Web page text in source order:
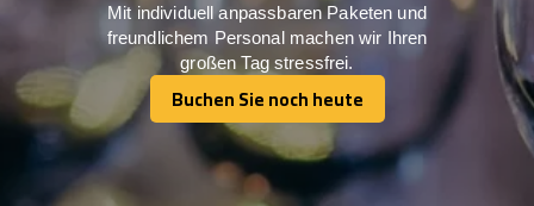
Mit individuell anpassbaren Paketen und
freundlichem Personal machen wir Ihren
großen Tag stressfrei.
Buchen Sie noch heute
Buchen Sie noch heute